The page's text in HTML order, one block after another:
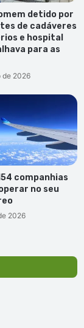
detido por
de cadáveres
e hospital
para as
de 2026
companhias
no seu
2026